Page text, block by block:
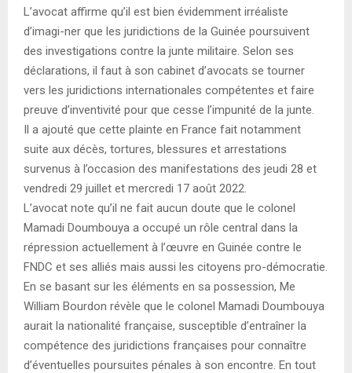
L’avocat affirme qu’il est bien évidemment irréaliste
d’imagi-ner que les juridictions de la Guinée poursuivent
des investigations contre la junte militaire. Selon ses
déclarations, il faut à son cabinet d’avocats se tourner
vers les juridictions internationales compétentes et faire
preuve d’inventivité pour que cesse l’impunité de la junte.
Il a ajouté que cette plainte en France fait notamment
suite aux décès, tortures, blessures et arrestations
survenus à l’occasion des manifestations des jeudi 28 et
vendredi 29 juillet et mercredi 17 août 2022.
L’avocat note qu’il ne fait aucun doute que le colonel
Mamadi Doumbouya a occupé un rôle central dans la
répression actuellement à l’œuvre en Guinée contre le
FNDC et ses alliés mais aussi les citoyens pro-démocratie.
En se basant sur les éléments en sa possession, Me
William Bourdon révèle que le colonel Mamadi Doumbouya
aurait la nationalité française, susceptible d’entraîner la
compétence des juridictions françaises pour connaître
d’éventuelles poursuites pénales à son encontre. En tout